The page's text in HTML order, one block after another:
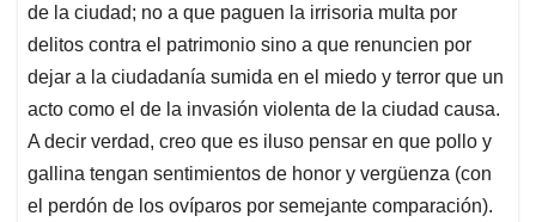
de la ciudad; no a que paguen la irrisoria multa por
delitos contra el patrimonio sino a que renuncien por
dejar a la ciudadanía sumida en el miedo y terror que un
acto como el de la invasión violenta de la ciudad causa.
A decir verdad, creo que es iluso pensar en que pollo y
gallina tengan sentimientos de honor y vergüenza (con
el perdón de los ovíparos por semejante comparación).